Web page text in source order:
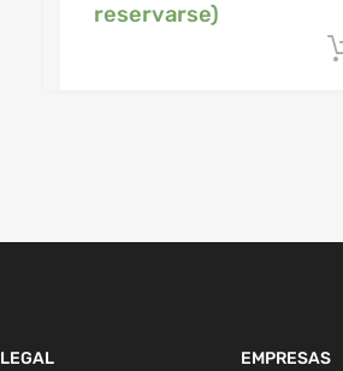
reservarse)
LEGAL EMPRESAS